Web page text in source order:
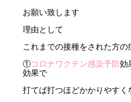
お願い致します
理由として
これまでの接種をされた方の
①コロナワクチン感染予防効
効果で
打てば打つほどかかりやすく